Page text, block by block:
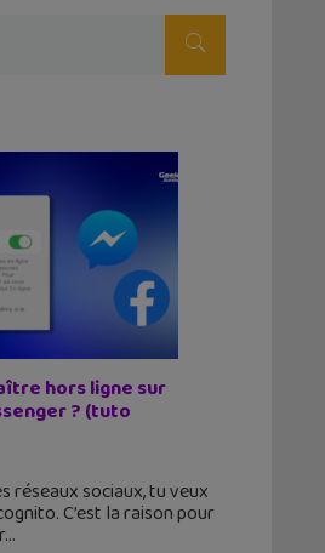
hors ligne sur
? (tuto
réseaux sociaux, tu veux
C’est la raison pour